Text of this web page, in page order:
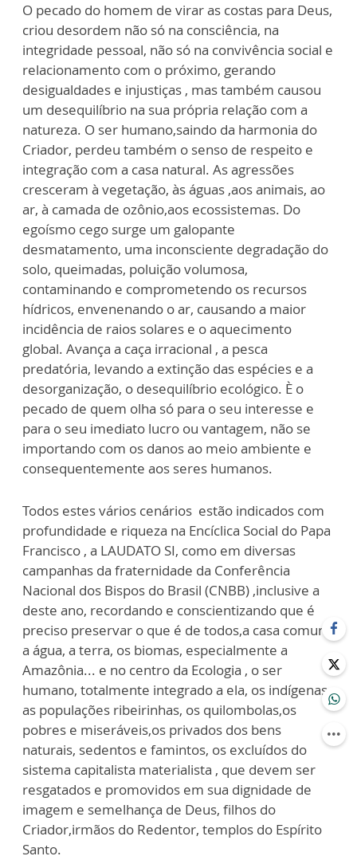
O pecado do homem de virar as costas para Deus,
criou desordem não só na consciência, na
integridade pessoal, não só na convivência social e
relacionamento com o próximo, gerando
desigualdades e injustiças , mas também causou
um desequilíbrio na sua própria relação com a
natureza. O ser humano,saindo da harmonia do
Criador, perdeu também o senso de respeito e
integração com a casa natural. As agressões
cresceram à vegetação, às águas ,aos animais, ao
ar, à camada de ozônio,aos ecossistemas. Do
egoísmo cego surge um galopante
desmatamento, uma inconsciente degradação do
solo, queimadas, poluição volumosa,
contaminando e comprometendo os recursos
hídricos, envenenando o ar, causando a maior
incidência de raios solares e o aquecimento
global. Avança a caça irracional , a pesca
predatória, levando a extinção das espécies e a
desorganização, o desequilíbrio ecológico. È o
pecado de quem olha só para o seu interesse e
para o seu imediato lucro ou vantagem, não se
importando com os danos ao meio ambiente e
consequentemente aos seres humanos.
Todos estes vários cenários estão indicados com
profundidade e riqueza na Encíclica Social do Papa
Francisco , a LAUDATO SI, como em diversas
campanhas da fraternidade da Conferência
Nacional dos Bispos do Brasil (CNBB) ,inclusive a
deste ano, recordando e conscientizando que é
preciso preservar o que é de todos,a casa comum,
a água, a terra, os biomas, especialmente a
Amazônia... e no centro da Ecologia , o ser
humano, totalmente integrado a ela, os indígenas,
as populações ribeirinhas, os quilombolas,os
pobres e miseráveis,os privados dos bens
naturais, sedentos e famintos, os excluídos do
sistema capitalista materialista , que devem ser
resgatados e promovidos em sua dignidade de
imagem e semelhança de Deus, filhos do
Criador,irmãos do Redentor, templos do Espírito
Santo.